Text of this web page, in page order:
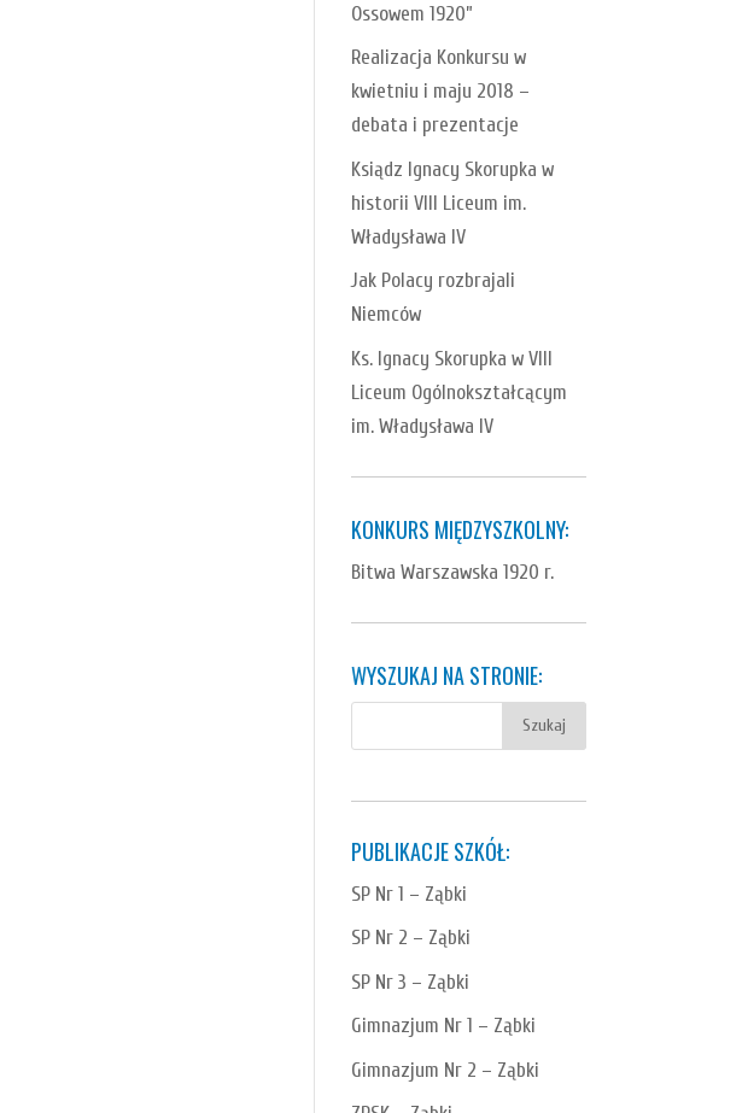
Ossowem 1920”
Realizacja Konkursu w
kwietniu i maju 2018 –
debata i prezentacje
Ksiądz Ignacy Skorupka w
historii VIII Liceum im.
Władysława IV
Jak Polacy rozbrajali
Niemców
Ks. Ignacy Skorupka w VIII
Liceum Ogólnokształcącym
im. Władysława IV
KONKURS MIĘDZYSZKOLNY:
Bitwa Warszawska 1920 r.
WYSZUKAJ NA STRONIE:
PUBLIKACJE SZKÓŁ:
SP Nr 1 – Ząbki
SP Nr 2 – Ząbki
SP Nr 3 – Ząbki
Gimnazjum Nr 1 – Ząbki
Gimnazjum Nr 2 – Ząbki